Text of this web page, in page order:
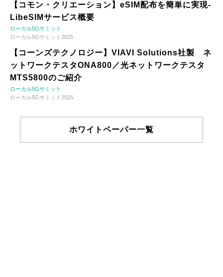
【コモン・クリエーション】eSIM配布を簡単に実現-
LibeSIMサービス概要
ローカル5Gサミット
ローカル5Gサミット2025
【コーンズテクノロジー】VIAVI Solutions社製 ネ
ットワークテスタONA800／光ネットワークテスタ
MTS5800のご紹介
ローカル5Gサミット
ローカル5Gサミット2025
ホワイトペーパー一覧